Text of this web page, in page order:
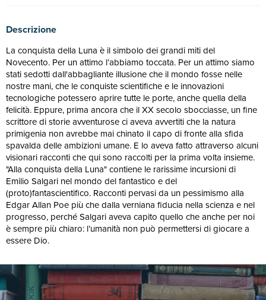
Descrizione
La conquista della Luna è il simbolo dei grandi miti del
Novecento. Per un attimo l’abbiamo toccata. Per un attimo siamo
stati sedotti dall'abbagliante illusione che il mondo fosse nelle
nostre mani, che le conquiste scientifiche e le innovazioni
tecnologiche potessero aprire tutte le porte, anche quella della
felicità. Eppure, prima ancora che il XX secolo sbocciasse, un fine
scrittore di storie avventurose ci aveva avvertiti che la natura
primigenia non avrebbe mai chinato il capo di fronte alla sfida
spavalda delle ambizioni umane. E lo aveva fatto attraverso alcuni
visionari racconti che qui sono raccolti per la prima volta insieme.
"Alla conquista della Luna" contiene le rarissime incursioni di
Emilio Salgari nel mondo del fantastico e del
(proto)fantascientifico. Racconti pervasi da un pessimismo alla
Edgar Allan Poe più che dalla verniana fiducia nella scienza e nel
progresso, perché Salgari aveva capito quello che anche per noi
è sempre più chiaro: l’umanità non può permettersi di giocare a
essere Dio.